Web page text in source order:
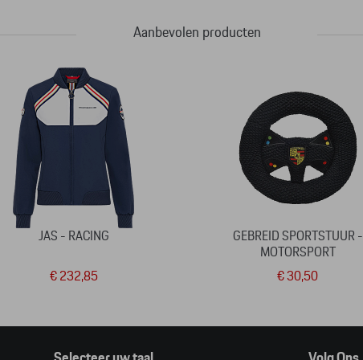
Aanbevolen producten
JAS - RACING
€ 232,85
GEBREID SPORTSTUUR -
MOTORSPORT
€ 30,50